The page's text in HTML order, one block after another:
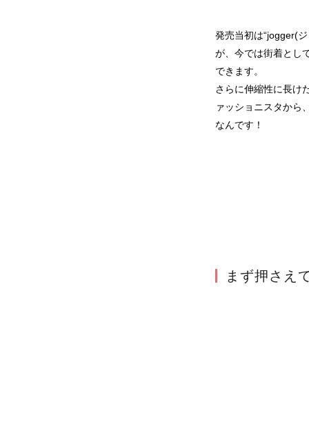
発売当初は“jogger(
が、今では街着とし
できます。
さらに伸縮性に長け
ァッショニスタから
なんです！
まず押さえ